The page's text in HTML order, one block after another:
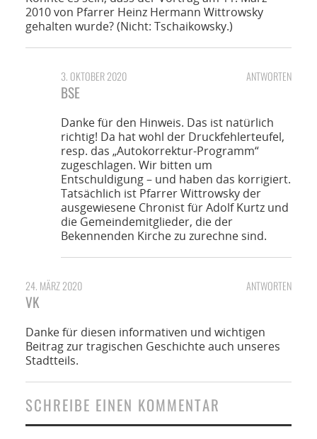
2010 von Pfarrer Heinz Hermann Wittrowsky
gehalten wurde? (Nicht: Tschaikowsky.)
ANTWORTEN
3. OKTOBER 2020
BSE
Danke für den Hinweis. Das ist natürlich
richtig! Da hat wohl der Druckfehlerteufel,
resp. das „Autokorrektur-Programm“
zugeschlagen. Wir bitten um
Entschuldigung – und haben das korrigiert.
Tatsächlich ist Pfarrer Wittrowsky der
ausgewiesene Chronist für Adolf Kurtz und
die Gemeindemitglieder, die der
Bekennenden Kirche zu zurechne sind.
ANTWORTEN
24. MÄRZ 2020
VK
Danke für diesen informativen und wichtigen
Beitrag zur tragischen Geschichte auch unseres
Stadtteils.
SCHREIBE EINEN KOMMENTAR